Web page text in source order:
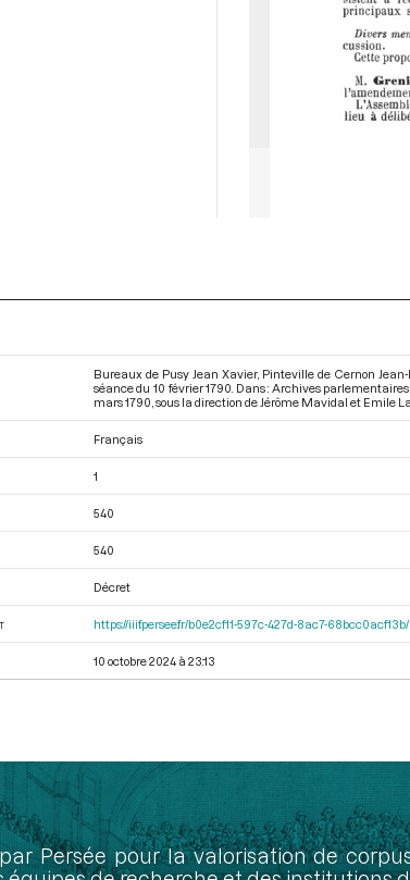
Bureaux de Pusy Jean Xavier, Pinteville de Cernon
séance du 10 février 1790. Dans : Archives
mars 1790 , sous la direction de Jérôme Mavidal et Emile
Français
1
540
540
Décret
https://iiif.persee.fr/b0e2cf11-597c-427d-8ac7-
10 octobre 2024 à 23:13
Persée pour la valorisation de